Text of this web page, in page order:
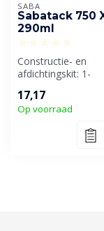
SABA
Sabatack 750
290ml
Constructie- en
afdichtingskit: 1-
(lucht)vocht-
17,17
Op voorraad